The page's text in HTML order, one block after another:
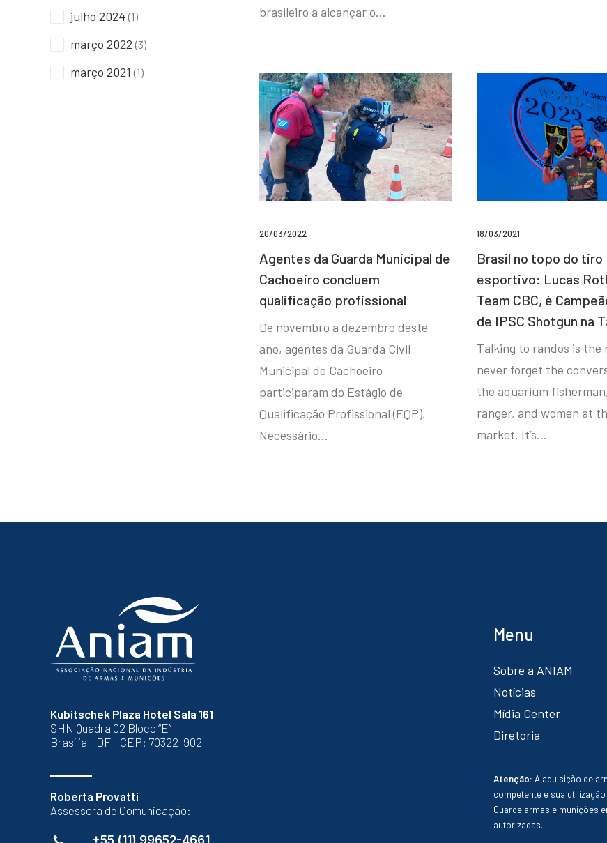
julho 2024 (1)
março 2022 (3)
março 2021 (1)
brasileiro a alcançar o…
20/03/2022
Agentes da Guarda Municipal de
Cachoeiro concluem
qualificação profissional
De novembro a dezembro deste
ano, agentes da Guarda Civil
Municipal de Cachoeiro
participaram do Estágio de
Qualificação Profissional (EQP).
Necessário…
18/03/2021
Brasil no topo do tiro
esportivo: Lucas
Team CBC, é
de IPSC Shotgun na
Talking to randos is the
never forget the
the aquarium
ranger, and women at
market. It’s…
Kubitschek Plaza Hotel Sala 161
SHN Quadra 02 Bloco “E”
Brasília - DF - CEP: 70322-902
Roberta Provatti
Assessora de Comunicação:
+55 (11) 99652-4661
Menu
Sobre a ANIAM
Notícias
Mídia Center
Diretoria
Atenção: A aquisição de
competente e sua
Guarde armas e munições
autorizadas.